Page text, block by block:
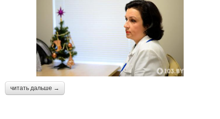
читать дальше →